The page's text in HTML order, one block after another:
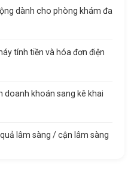
dành cho phòng khám đa
tính tiền và hóa đơn điện
doanh khoán sang kê khai
lâm sàng / cận lâm sàng